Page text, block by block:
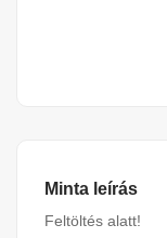
Minta leírás
Feltöltés alatt!